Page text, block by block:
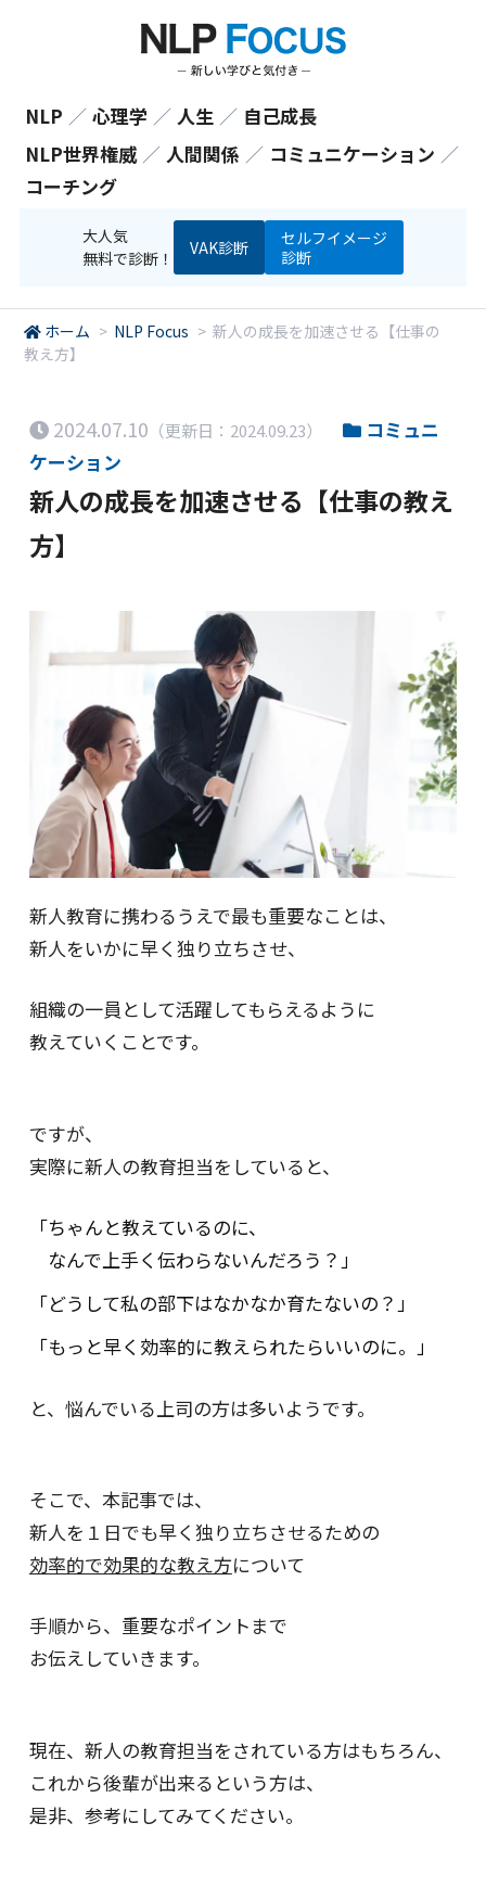
NLP ／ 心理学 ／ 人生 ／ 自己成長
NLP世界権威 ／ 人間関係 ／ コミュニケーション ／
コーチング
大人気
無料で診断！
VAK診断
セルフイメージ
診断
ホーム > NLP Focus >新人の成長を加速させる【仕事の
教え方】
2024.07.10 （更新日：2024.09.23）
コミュニ
ケーション
新人の成長を加速させる【仕事の教え
方】
新人教育に携わるうえで最も重要なことは、
新人をいかに早く独り立ちさせ、
組織の一員として活躍してもらえるように
教えていくことです。
ですが、
実際に新人の教育担当をしていると、
「ちゃんと教えているのに、
なんで上手く伝わらないんだろう？」
「どうして私の部下はなかなか育たないの？」
「もっと早く効率的に教えられたらいいのに。」
と、悩んでいる上司の方は多いようです。
そこで、本記事では、
新人を１日でも早く独り立ちさせるための
効率的で効果的な教え方について
手順から、重要なポイントまで
お伝えしていきます。
現在、新人の教育担当をされている方はもちろん、
これから後輩が出来るという方は、
是非、参考にしてみてください。